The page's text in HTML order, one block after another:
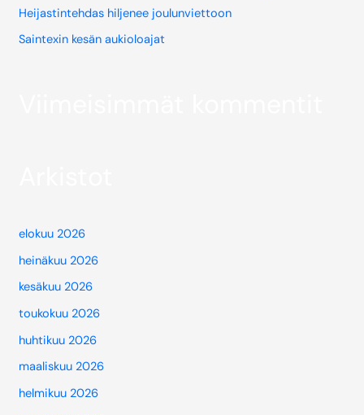
Heijastintehdas hiljenee joulunviettoon
Saintexin kesän aukioloajat
elokuu 2026
heinäkuu 2026
kesäkuu 2026
toukokuu 2026
huhtikuu 2026
maaliskuu 2026
helmikuu 2026